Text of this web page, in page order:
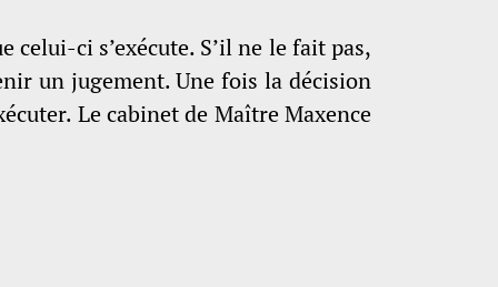
celui-ci s’exécute. S’il ne le fait pas,
un jugement. Une fois la décision
Le cabinet de Maître Maxence